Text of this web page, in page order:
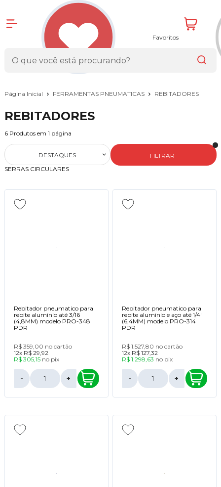
Favoritos
Página Inicial FERRAMENTAS PNEUMATICAS REBITADORES
REBITADORES
6 Produtos em 1 página
FILTRAR
DESTAQUES
SERRAS CIRCULARES
Rebitador pneumatico para
rebite aluminio até 3/16
(4,8MM) modelo PRO-348
PDR
R$ 359,00 no cartão
12x R$ 29,92
R$ 305,15 no pix
- +
Rebitador pneumatico para
rebite aluminio e aço até 1/4''
(6,4MM) modelo PRO-314
PDR
R$ 1.527,80 no cartão
12x R$ 127,32
R$ 1.298,63 no pix
- +